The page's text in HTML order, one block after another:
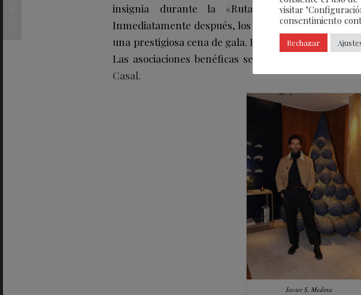
insignia durante la «Ruta del Árbol de
Inmediatamente después, los árboles se subastan a
una prestigiosa cena de gala. Esta ha sido la 6ª
Las asociaciones benéficas seleccionadas son
Casal.
Javier S. Medina
visitar
consentimiento
Rechazar